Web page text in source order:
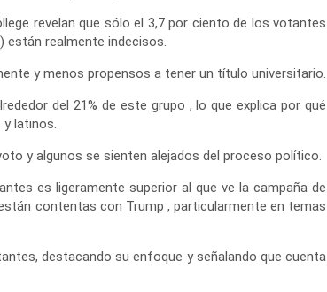
revelan que sólo el 3,7 por ciento de los votantes
están realmente indecisos.
y menos propensos a tener un título universitario.
del 21% de este grupo , lo que explica por qué
latinos.
y algunos se sienten alejados del proceso político.
es ligeramente superior al que ve la campaña de
contentas con Trump , particularmente en temas
destacando su enfoque y señalando que cuenta